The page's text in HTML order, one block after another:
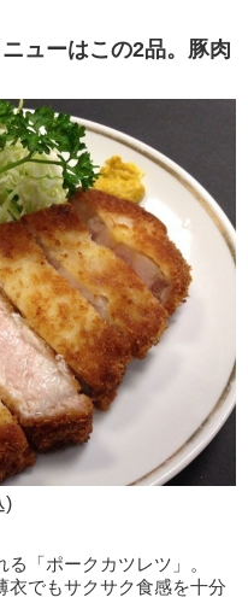
ューはこの2品。豚肉
)
「ポークカツレツ」。
衣でもサクサク食感を十分